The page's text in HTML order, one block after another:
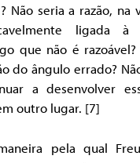
Não seria a razão, na
ligada à
que não é
do ângulo errado?
a desenvolver
outro lugar. [7]
pela qual